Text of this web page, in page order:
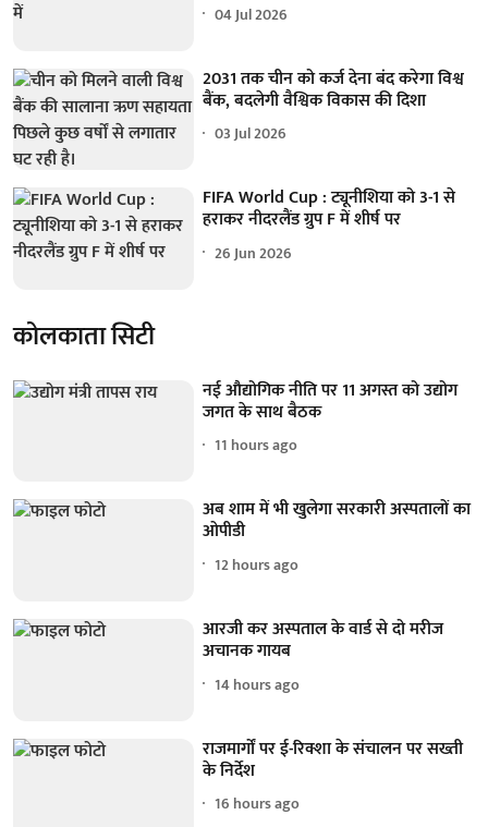
04 Jul 2026
2031 तक चीन को कर्ज देना बंद करेगा विश्व
बैंक, बदलेगी वैश्विक विकास की दिशा
03 Jul 2026
FIFA World Cup : ट्यूनीशिया को 3-1 से
हराकर नीदरलैंड ग्रुप F में शीर्ष पर
26 Jun 2026
कोलकाता सिटी
नई औद्योगिक नीति पर 11 अगस्त को उद्योग
जगत के साथ बैठक
11 hours ago
अब शाम में भी खुलेगा सरकारी अस्पतालों का
ओपीडी
12 hours ago
आरजी कर अस्पताल के वार्ड से दो मरीज
अचानक गायब
14 hours ago
राजमार्गों पर ई-रिक्शा के संचालन पर सख्ती
के निर्देश
16 hours ago